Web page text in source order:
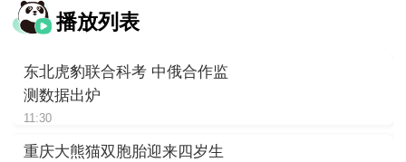
播放列表
东北虎豹联合科考 中俄合作监
测数据出炉
11:30
重庆大熊猫双胞胎迎来四岁生